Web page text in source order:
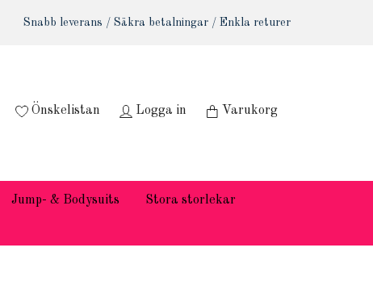
Snabb leverans / Säkra betalningar / Enkla returer
Önskelistan Logga in Varukorg
Jump- & Bodysuits
Stora storlekar